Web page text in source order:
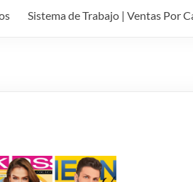
Sistema de Trabajo | Ventas Por